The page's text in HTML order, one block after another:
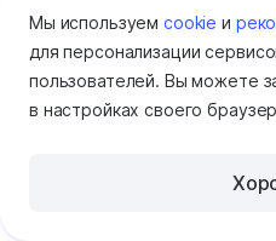
Рассылка
Мы используемcookie и
для персонализации
пользователей. Вы можете
в настройках своего